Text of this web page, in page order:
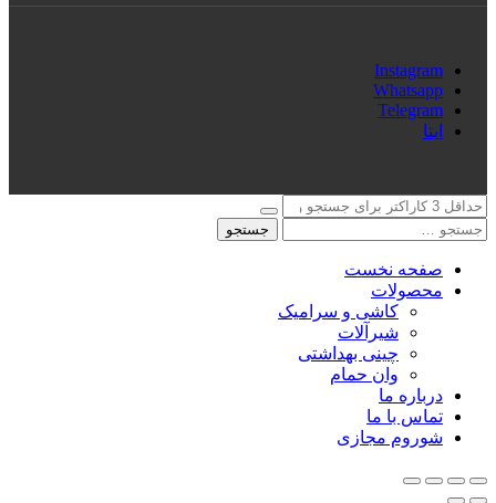
Instagram
Whatsapp
Telegram
ایتا
جستجو
صفحه نخست
محصولات
کاشی و سرامیک
شیرآلات
چینی بهداشتی
وان حمام
درباره ما
تماس با ما
شوروم مجازی